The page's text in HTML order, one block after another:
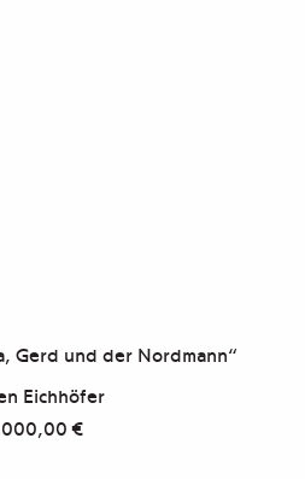
Gerd und der Nordmann“
Eichhöfer
€